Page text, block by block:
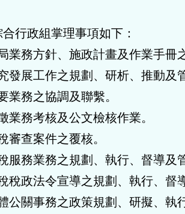
政組掌理事項如下：
方針、施政計畫及作業手冊
工作之規劃、研析、推動及
之協調及聯繫。
考核及公文檢核作業。
案件之覆核。
業務之規劃、執行、督導及
法令宣導之規劃、執行、督
事務之政策規劃、研擬、執